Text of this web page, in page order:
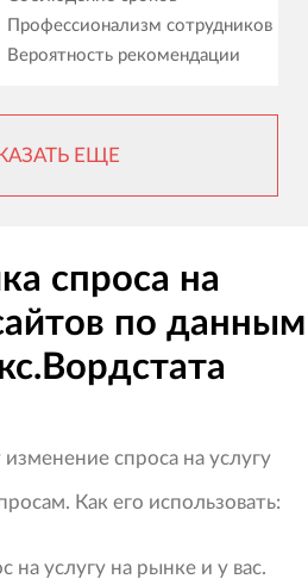
Профессионализм сотрудников
Вероятность рекомендации
ЕЩЕ
спроса на
по данным
спроса на услугу
Как его использовать:
на услугу на рынке и у вас.